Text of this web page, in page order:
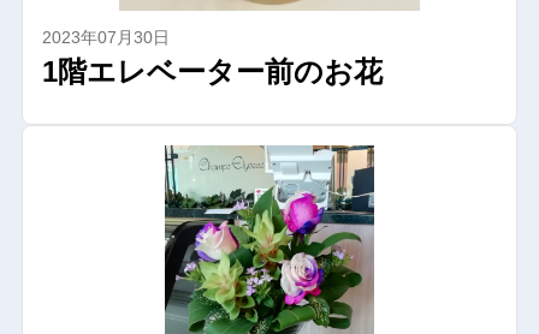
2023年07月30日
1階エレベーター前のお花